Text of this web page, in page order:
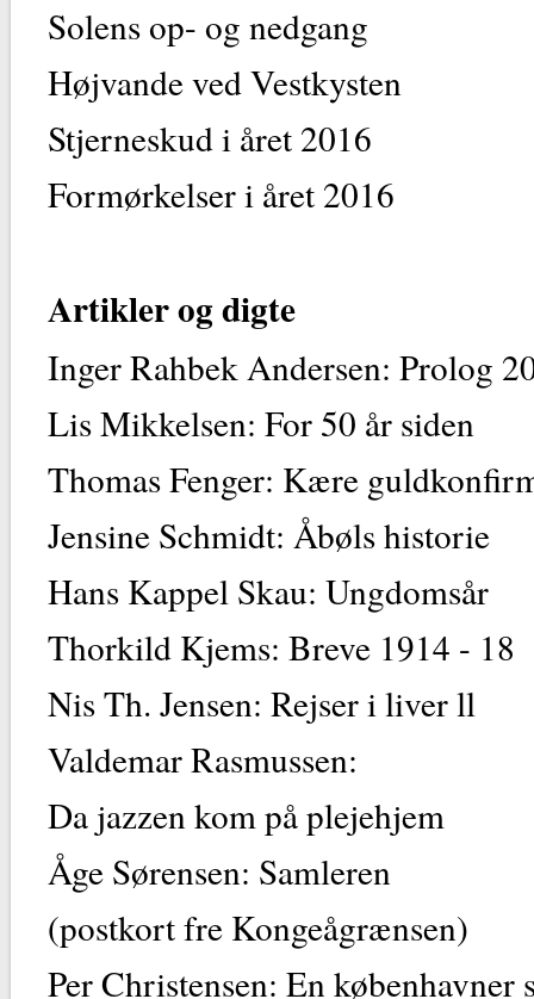
Solens op- og
Højvande ved
Stjerneskud i
Formørkelser i
Artikler og digte
Inger Rahbek Andersen:
Lis Mikkelsen: For
Thomas Fenger: Kære
Jensine Schmidt:
Hans Kappel Skau:
Thorkild Kjems: Breve
Nis Th. Jensen:
Valdemar Rasmussen:
Da jazzen kom på
Åge Sørensen: Samleren
(postkort fre
Per Christensen: En københavner